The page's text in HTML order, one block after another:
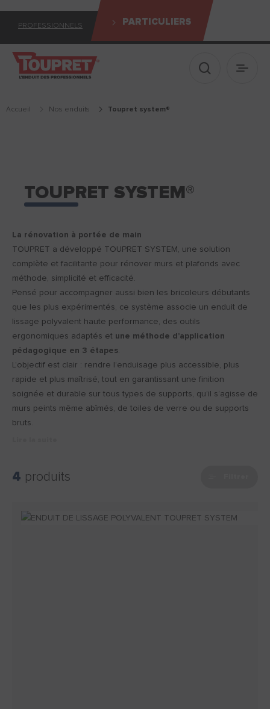
PROFESSIONNELS PARTICULIERS
Afficher le
Accueil Nos enduits toupret system®
TOUPRET SYSTEM®
La rénovation à portée de main
TOUPRET a développé TOUPRET SYSTEM , une solution
complète et facilitante pour rénover murs et plafonds avec
méthode, simplicité et efficacité.
Pensé pour accompagner aussi bien les bricoleurs débutants
que les plus expérimentés, ce système associe un enduit de
lissage polyvalent haute performance, des outils
ergonomiques adaptés et une méthode d’application
pédagogique en 3 étapes
L’objectif est clair : rendre l’enduisage plus accessible, plus
rapide et plus maîtrisé, tout en garantissant une finition
soignée et durable sur tous types de supports, qu’il s’agisse de
murs peints même abîmés, de toiles de verre ou de supports
bruts.
4 produits